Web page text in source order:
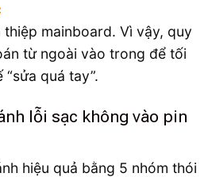
mainboard. Vì vậy, quy
từ ngoài vào trong để tối
quá tay”.
lỗi sạc không vào pin
hiệu quả bằng 5 nhóm thói